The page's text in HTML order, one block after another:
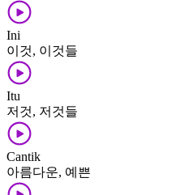
Ini
이것, 이것들
Itu
저것, 저것들
Cantik
아름다운, 예쁜